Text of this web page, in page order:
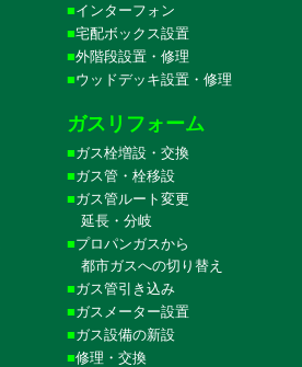
インターフォン
宅配ボックス設置
外階段設置・修理
ウッドデッキ設置・修理
ガスリフォーム
ガス栓増設・交換
ガス管・栓移設
ガス管ルート変更
延長・分岐
プロパンガスから
都市ガスへの切り替え
ガス管引き込み
ガスメーター設置
ガス設備の新設
修理・交換